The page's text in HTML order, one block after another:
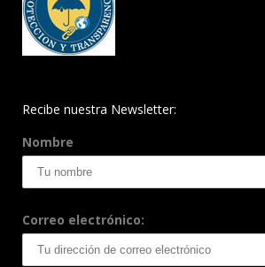
Recibe nuestra Newsletter:
Nombre
Correo electrónico: